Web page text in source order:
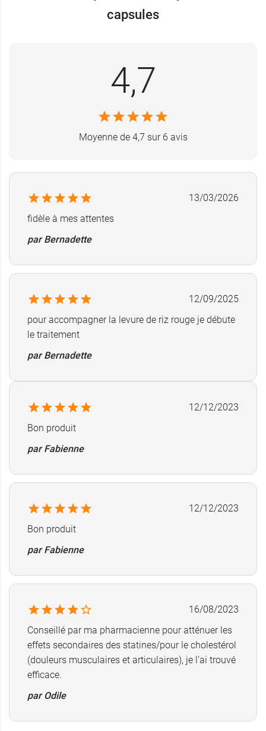
capsules
4,7
Moyenne de 4,7 sur 6 avis
13/03/2026
fidèle à mes attentes
par Bernadette
12/09/2025
pour accompagner la levure de riz rouge je débute
le traitement
par Bernadette
12/12/2023
Bon produit
par Fabienne
12/12/2023
Bon produit
par Fabienne
16/08/2023
Conseillé par ma pharmacienne pour atténuer les
effets secondaires des statines/pour le cholestérol
(douleurs musculaires et articulaires), je l’ai trouvé
efficace.
par Odile